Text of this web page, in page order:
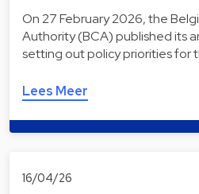
On 27 February 2026, the
Authority (BCA) published its
setting out policy priorities for
Lees Meer
16/04/26